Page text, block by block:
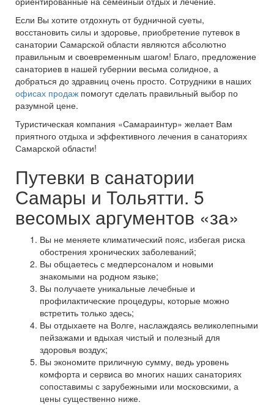
Если Вы хотите отдохнуть от будничной суеты,
восстановить силы и здоровье, приобретение путевок в
санатории Самарской области являются абсолютно
правильным и своевременным шагом! Благо, предложение
санаториев в нашей губернии весьма солидное, а
добраться до здравниц очень просто. Сотрудники в наших
офисах продаж помогут сделать правильный выбор по
разумной цене.
Туристическая компания «Самараинтур» желает Вам
приятного отдыха и эффективного лечения в санаториях
Самарской области!
Путевки в санатории
Самары и Тольятти. 5
весомых аргументов «за»
Вы не меняете климатический пояс, избегая риска
обострения хронических заболеваний;
Вы общаетесь с медперсоналом и новыми
знакомыми на родном языке;
Вы получаете уникальные лечебные и
профилактические процедуры, которые можно
встретить только здесь;
Вы отдыхаете на Волге, наслаждаясь великолепными
пейзажами и вдыхая чистый и полезный для
здоровья воздух;
Вы экономите приличную сумму, ведь уровень
комфорта и сервиса во многих наших санаториях
сопоставимы с зарубежными или московскими, а
цены существенно ниже.